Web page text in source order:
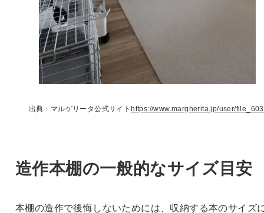
出典：マルゲリータ公式サイトhttps://www.margherita.jp/user/
造作本棚の一般的なサイズ目安
本棚の造作で後悔しないためには、収納する本のサイズ